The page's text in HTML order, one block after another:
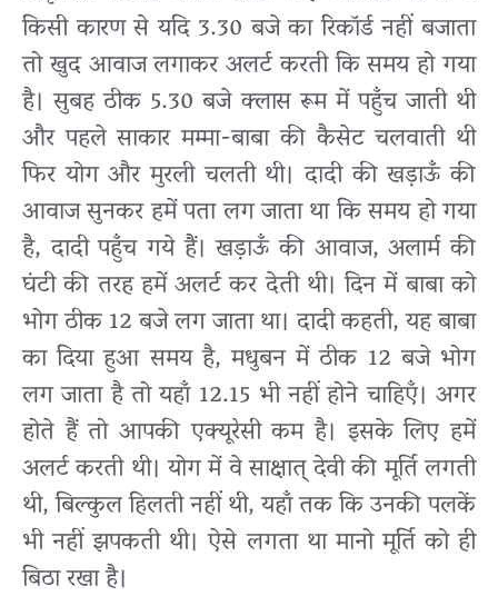
किसी कारण से यदि 3.30 बजे का रिकॉर्ड नहीं बजाता
तो खुद आवाज लगाकर अलर्ट करती कि समय हो गया
है। सुबह ठीक 5.30 बजे क्लास रूम में पहुँच जाती थी
और पहले साकार मम्मा-बाबा की कैसेट चलवाती थी
फिर योग और मुरली चलती थी। दादी की खड़ाऊँ की
आवाज सुनकर हमें पता लग जाता था कि समय हो गया
है, दादी पहुँच गये हैं। खड़ाऊँ की आवाज, अलार्म की
घंटी की तरह हमें अलर्ट कर देती थी। दिन में बाबा को
भोग ठीक 12 बजे लग जाता था। दादी कहती, यह बाबा
का दिया हुआ समय है, मधुबन में ठीक 12 बजे भोग
लग जाता है तो यहाँ 12.15 भी नहीं होने चाहिएँ। अगर
होते हैं तो आपकी एक्यूरेसी कम है। इसके लिए हमें
अलर्ट करती थी। योग में वे साक्षात् देवी की मूर्ति लगती
थी, बिल्कुल हिलती नहीं थी, यहाँ तक कि उनकी पलकें
भी नहीं झपकती थी। ऐसे लगता था मानो मूर्ति को ही
बिठा रखा है।